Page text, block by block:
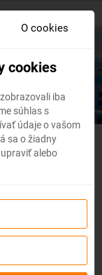
letenky
Po
k
Službu si
O cookies
cookies
iba
súhlas s
údaje o vašom
sa o žiadny
alebo